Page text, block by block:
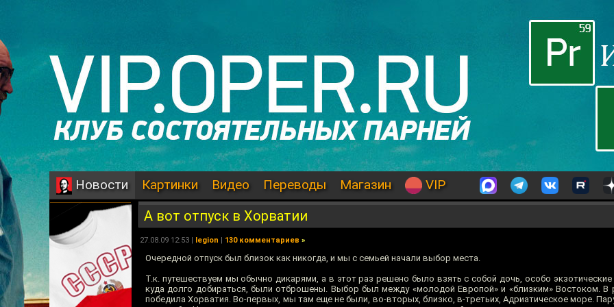
Новости Картинки Видео Переводы Магазин VIP
А вот отпуск в Хорватии
27.08.09 12:53 | legion | 130 комментариев »
Очередной отпуск был близок как никогда, и мы с семьей начали выбор места.
Т.к. путешествуем мы обычно дикарями, а в этот раз решено было взять с собой дочь, особо
куда долго добираться, были отброшены. Выбор был между «молодой Европой» и «близким» Востоком. В
победила Хорватия. Во-первых, мы там еще не были, во-вторых, близко, в-третьих, Адриатическое море.